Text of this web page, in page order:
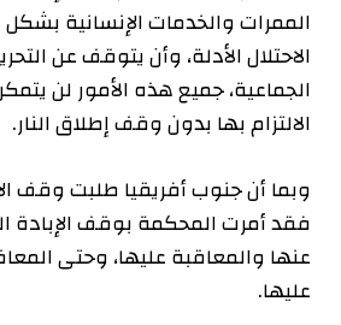
الممرات والخدمات الإنسانية بشكل
الاحتلال الأدلة، وأن يتوقف عن
الجماعية، جميع هذه الأمور لن
الالتزام بها بدون وقف إطلاق النار.
وبما أن جنوب أفريقيا طلبت وقف
فقد أمرت المحكمة بوقف الإبادة
عنها والمعاقبة عليها، وحتى
عليها.